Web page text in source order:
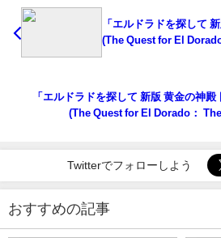
「エルドラドを探して
(The Quest for El
「エルドラドを探して 新版 黄金の神殿
(The Quest for El Dorado：
Twitterでフォローしよう
おすすめの記事